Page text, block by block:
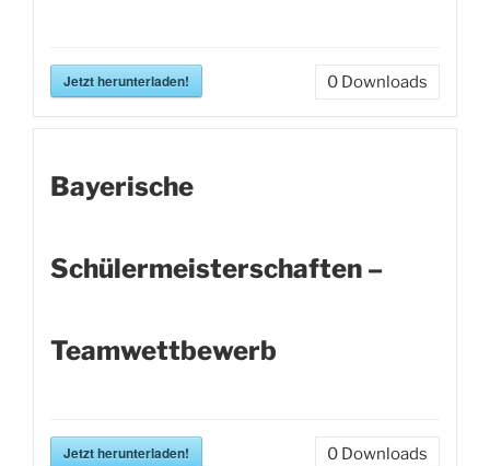
Jetzt herunterladen! 0 Downloads
Bayerische
Schülermeisterschaften –
Teamwettbewerb
Jetzt herunterladen! 0 Downloads